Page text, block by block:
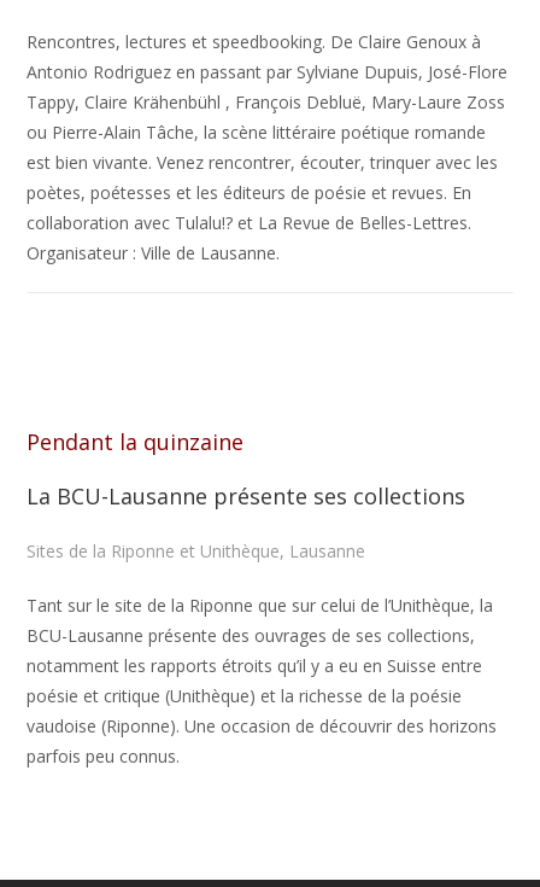
Rencontres, lectures et speedbooking. De Claire Genoux à
Antonio Rodriguez en passant par Sylviane Dupuis, José-Flore
Tappy, Claire Krähenbühl , François Debluë, Mary-Laure Zoss
ou Pierre-Alain Tâche, la scène littéraire poétique romande
est bien vivante. Venez rencontrer, écouter, trinquer avec les
poètes, poétesses et les éditeurs de poésie et revues. En
collaboration avec Tulalu!? et La Revue de Belles-Lettres.
Organisateur : Ville de Lausanne.
Pendant la quinzaine
La BCU-Lausanne présente ses collections
Sites de la Riponne et Unithèque, Lausanne
Tant sur le site de la Riponne que sur celui de l’Unithèque, la
BCU-Lausanne présente des ouvrages de ses collections,
notamment les rapports étroits qu’il y a eu en Suisse entre
poésie et critique (Unithèque) et la richesse de la poésie
vaudoise (Riponne). Une occasion de découvrir des horizons
parfois peu connus.